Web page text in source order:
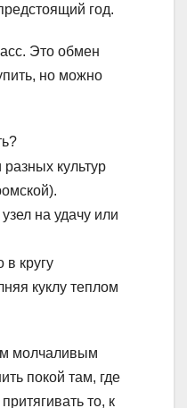
год.
Это обмен
но можно
культур
на удачу или
в кругу
куклу теплом
молчаливым
покой там, где
то, к